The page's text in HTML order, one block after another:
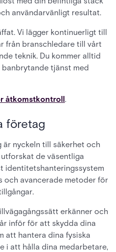
användarvänligt resultat.
Vi lägger kontinuerligt till
från branschledare till vårt
teknik. Du kommer alltid
tjänst med
åtkomstkontroll.
företag
nyckeln till säkerhet och
de väsentliga
identitetshanteringssystem
och avancerade metoder för
erkänner och
inför för att skydda dina
att hantera dina fysiska
i att hålla dina medarbetare,